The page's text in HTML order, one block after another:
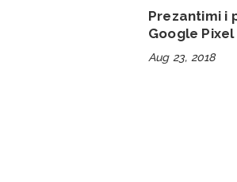
Prezantimi i
Google Pixel
Aug 23, 2018